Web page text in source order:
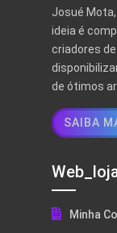
Josué
ideia é
criadores
de ótimos
SAIBA
Minha